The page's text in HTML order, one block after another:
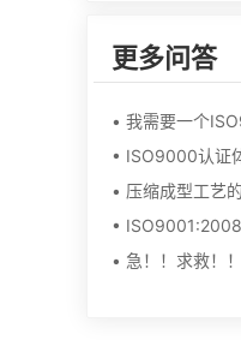
更多问答
• ISO9000认证
•
• 急！！求救！